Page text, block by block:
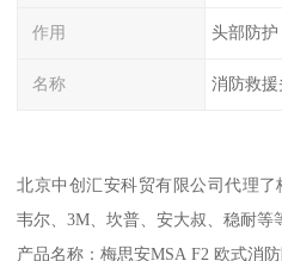
作用 头部防护
名称 消防救援
北京中创汇安科贸有限公司代理
韦尔、3M、坎普、安大叔、稳耐等
产品名称：梅思安MSA F2 欧式消